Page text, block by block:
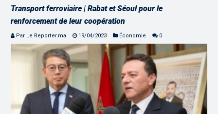
Transport ferroviaire | Rabat et Séoul pour le
renforcement de leur coopération
Par Le Reporter.ma 19/04/2023 Économie 0